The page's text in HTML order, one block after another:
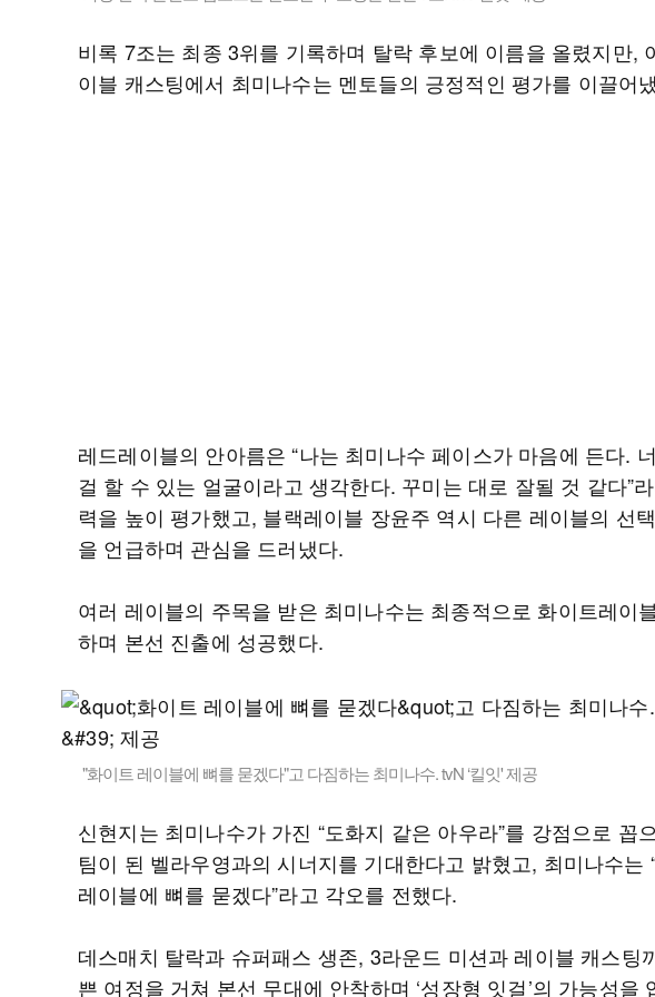
비록 7조는 최종 3위를 기록하며 탈락 후보에 이름을 올렸지만,
이블 캐스팅에서 최미나수는 멘토들의 긍정적인 평가를 이끌어
레드레이블의 안아름은 “나는 최미나수 페이스가 마음에 든다.
걸 할 수 있는 얼굴이라고 생각한다. 꾸미는 대로 잘될 것 같다”
력을 높이 평가했고, 블랙레이블 장윤주 역시 다른 레이블의 선
을 언급하며 관심을 드러냈다.
여러 레이블의 주목을 받은 최미나수는 최종적으로 화이트레이
하며 본선 진출에 성공했다.
"화이트 레이블에 뼈를 묻겠다"고 다짐하는 최미나수. tvN ‘킬잇' 제공
신현지는 최미나수가 가진 “도화지 같은 아우라”를 강점으로 꼽
팀이 된 벨라우영과의 시너지를 기대한다고 밝혔고, 최미나수는
레이블에 뼈를 묻겠다”라고 각오를 전했다.
데스매치 탈락과 슈퍼패스 생존, 3라운드 미션과 레이블 캐스팅
쁜 여정을 거쳐 본선 무대에 안착하며 ‘성장형 잇걸’의 가능성을